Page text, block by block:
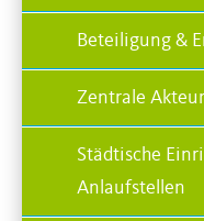
Beteiligung &
Zentrale
Städtische
Anlaufstellen